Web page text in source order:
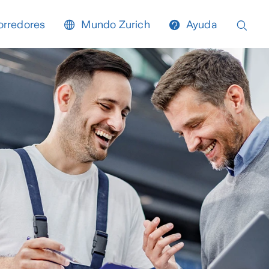
Mundo Zurich Ayuda